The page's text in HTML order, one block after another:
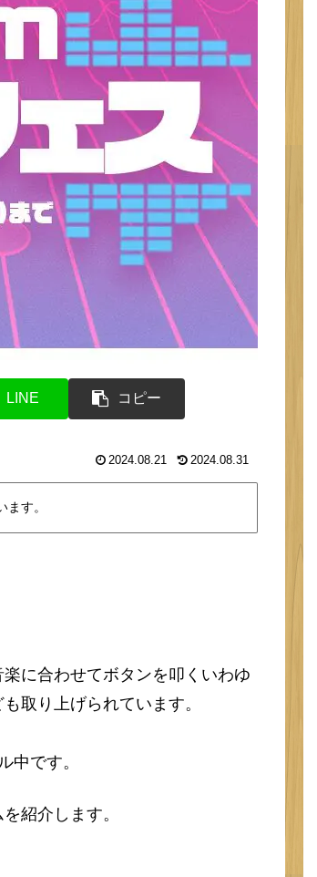
LINE コピー
2024.08.21 2024.08.31
す。
に合わせてボタンを叩くいわゆ
取り上げられています。
中です。
を紹介します。